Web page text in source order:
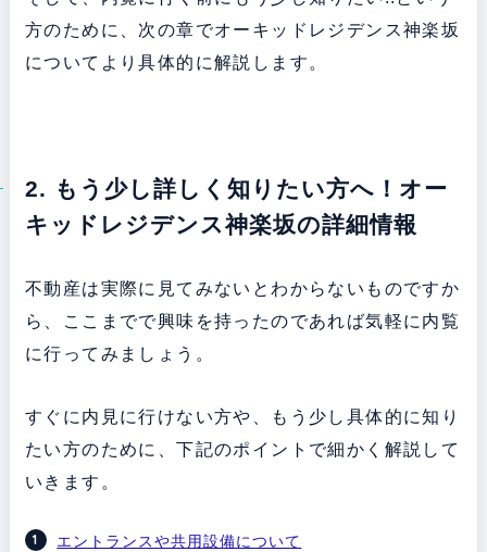
方のために、次の章でオーキッドレジデンス神楽坂
についてより具体的に解説します。
2. もう少し詳しく知りたい方へ！オー
キッドレジデンス神楽坂の詳細情報
不動産は実際に見てみないとわからないものですか
ら、ここまでで興味を持ったのであれば気軽に内覧
に行ってみましょう。
すぐに内見に行けない方や、もう少し具体的に知り
たい方のために、下記のポイントで細かく解説して
いきます。
エントランスや共用設備について